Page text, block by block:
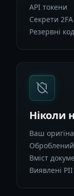
API токени
Секрети 2FA
Резервні
Ніколи
Ваш
Вміст
Виявлені PII